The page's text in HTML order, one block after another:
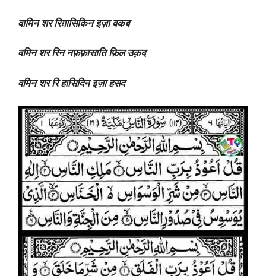
वामिन शर रिग़ासिकिन इज़ा वकब
वमिन शर रिन नफ़फ़ासाति फ़िल उक़द
वमिन शर रि हासिदिन इज़ा हसद